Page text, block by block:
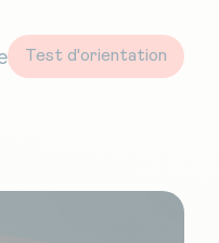
Test d'orientation